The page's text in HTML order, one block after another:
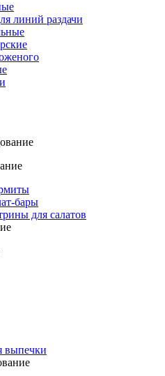
линий раздачи
бары
для салатов
выпечки